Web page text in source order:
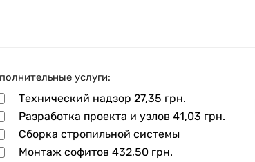
услуги:
Технический надзор27,35 грн.
Разработка проекта и узлов41,03 грн.
Сборка стропильной системы
Монтаж софитов432,50 грн.